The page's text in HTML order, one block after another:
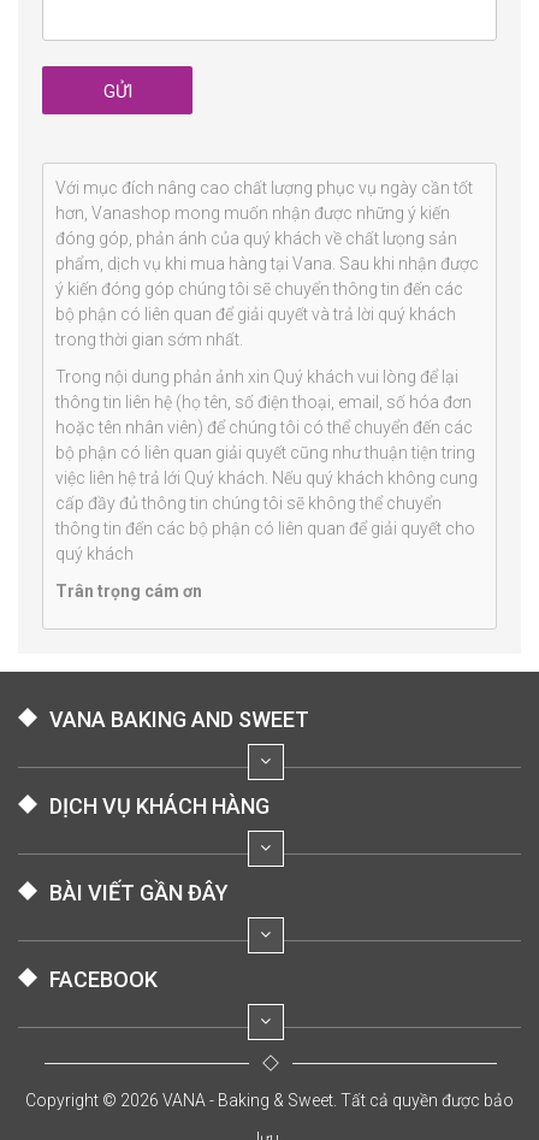
Với mục đích nâng cao chất lượng phục vụ ngày cần tốt
hơn, Vanashop mong muốn nhận được những ý kiến
đóng góp, phản ánh của quý khách về chất lưọng sản
phẩm, dịch vụ khi mua hàng tại Vana. Sau khi nhận được
ý kiến đóng góp chúng tôi sẽ chuyển thông tin đến các
bộ phận có liên quan để giải quyết và trả lời quý khách
trong thời gian sớm nhất.
Trong nội dung phản ảnh xin Quý khách vui lòng để lại
thông tin liên hệ (họ tên, số điện thoại, email, số hóa đơn
hoặc tên nhân viên) để chúng tôi có thể chuyển đến các
bộ phận có liên quan giải quyết cũng như thuận tiện tring
việc liên hệ trả lới Quý khách. Nếu quý khách không cung
cấp đầy đủ thông tin chúng tôi sẽ không thể chuyển
thông tin đến các bộ phận có liên quan để giải quyết cho
quý khách
Trân trọng cám ơn
VANA BAKING AND SWEET
DỊCH VỤ KHÁCH HÀNG
BÀI VIẾT GẦN ĐÂY
FACEBOOK
Copyright © 2026 VANA - Baking & Sweet. Tất cả quyền được bảo